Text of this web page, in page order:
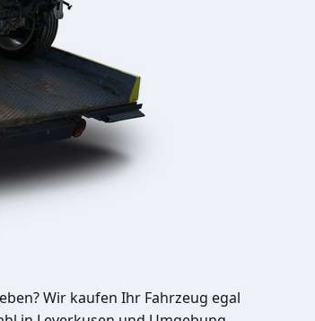
Wir kaufen Ihr Fahrzeug egal